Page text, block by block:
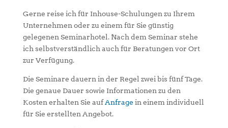
Gerne reise ich für Inhouse-Schulungen zu Ihrem
Unternehmen oder zu einem für Sie günstig
gelegenen Seminarhotel. Nach dem Seminar stehe
ich selbstverständlich auch für Beratungen vor Ort
zur Verfügung.
Die Seminare dauern in der Regel zwei bis fünf Tage.
Die genaue Dauer sowie Informationen zu den
Kosten erhalten Sie aufAnfrage in einem individuell
für Sie erstellten Angebot.